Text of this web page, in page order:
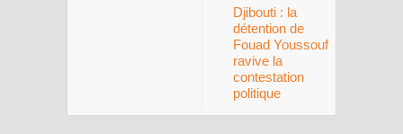
Djibouti : la
détention de
Fouad Youssouf
ravive la
contestation
politique